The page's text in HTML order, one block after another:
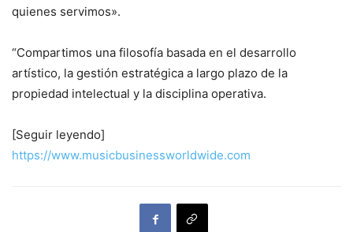
quienes servimos».
“Compartimos una filosofía basada en el desarrollo
artístico, la gestión estratégica a largo plazo de la
propiedad intelectual y la disciplina operativa.
[Seguir leyendo]
https://www.musicbusinessworldwide.com